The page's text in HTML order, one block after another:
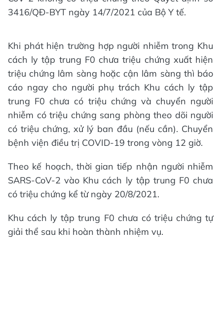
3416/QĐ-BYT ngày 14/7/2021 của Bộ Y tế.
Khi phát hiện trường hợp người nhiễm trong Khu
cách ly tập trung F0 chưa triệu chứng xuất hiện
triệu chứng lâm sàng hoặc cận lâm sàng thì báo
cáo ngay cho người phụ trách Khu cách ly tập
trung F0 chưa có triệu chứng và chuyển người
nhiễm có triệu chứng sang phòng theo dõi người
có triệu chứng, xử lý ban đầu (nếu cần). Chuyển
bệnh viện điều trị COVID-19 trong vòng 12 giờ.
Theo kế hoạch, thời gian tiếp nhận người nhiễm
SARS-CoV-2 vào Khu cách ly tập trung F0 chưa
có triệu chứng kể từ ngày 20/8/2021.
Khu cách ly tập trung F0 chưa có triệu chứng tự
giải thể sau khi hoàn thành nhiệm vụ.